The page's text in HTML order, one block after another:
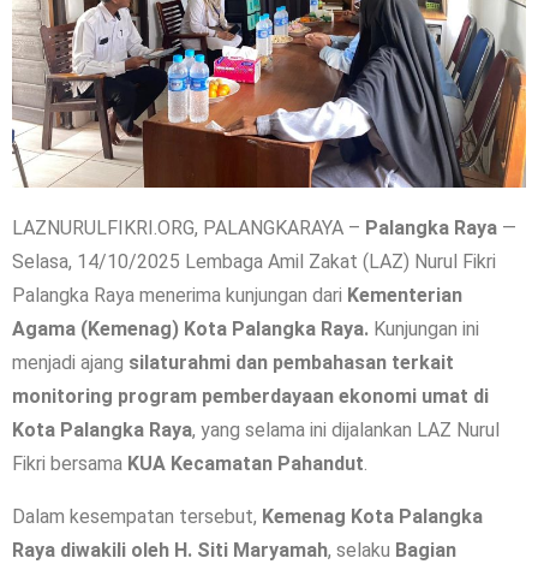
LAZNURULFIKRI.ORG, PALANGKARAYA – Palangka Raya —
Selasa, 14/10/2025 Lembaga Amil Zakat (LAZ) Nurul Fikri
Palangka Raya menerima kunjungan dari Kementerian
Agama (Kemenag) Kota Palangka Raya. Kunjungan ini
menjadi ajang silaturahmi dan pembahasan terkait
monitoring program pemberdayaan ekonomi umat di
Kota Palangka Raya, yang selama ini dijalankan LAZ Nurul
Fikri bersama KUA Kecamatan Pahandut.
Dalam kesempatan tersebut, Kemenag Kota Palangka
Raya diwakili oleh H. Siti Maryamah, selaku Bagian